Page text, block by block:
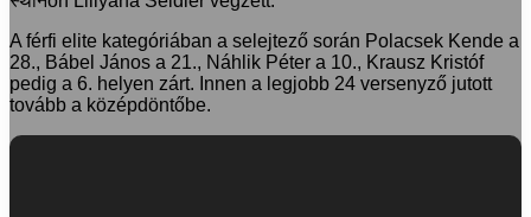
A férfi elite kategóriában a selejtező során Polacsek Kende a
28., Bábel János a 21., Náhlik Péter a 10., Krausz Kristóf
pedig a 6. helyen zárt. Innen a legjobb 24 versenyző jutott
tovább a középdöntőbe.